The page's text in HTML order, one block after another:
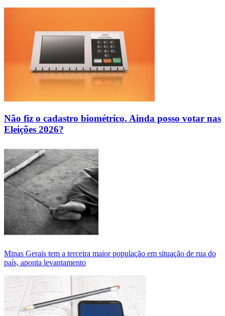
Não fiz o cadastro biométrico. Ainda posso votar nas
Eleições 2026?
Minas Gerais tem a terceira maior população em situação de rua do
país, aponta levantamento